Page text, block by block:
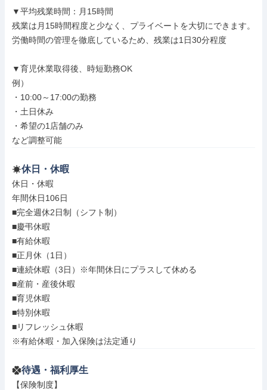
▼平均残業時間：月15時間
残業は月15時間程度と少なく、プライベートを大切にできます。
労働時間の管理を徹底しているため、残業は1日30分程度
▼育児休業取得後、時短勤務OK
例）
・10:00～17:00の勤務
・土日休み
・希望の1店舗のみ
など調整可能
休日・休暇
休日・休暇
年間休日106日
■完全週休2日制（シフト制）
■慶弔休暇
■有給休暇
■正月休（1日）
■連続休暇（3日）※年間休日にプラスして休める
■産前・産後休暇
■育児休暇
■特別休暇
■リフレッシュ休暇
※有給休暇・加入保険は法定通り
待遇・福利厚生
【保険制度】